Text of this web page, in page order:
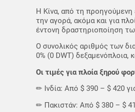
Η Κίνα, από τη
την αγορά, ακόμα και για
έντονη δραστηριοποίηση
Ο συνολικός αριθμός των
0% (0 DWT) δεξαμενόπλοια,
Οι τιμές για πλοία ξηρού
✏ Ινδία: Από $ 390 – $ 420
✏ Πακιστάν: Από $ 380 – $